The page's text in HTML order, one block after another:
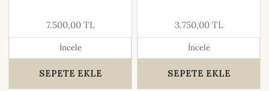
7.500,00 TL
İncele
SEPETE EKLE
3.750,00 TL
İncele
SEPETE EKLE